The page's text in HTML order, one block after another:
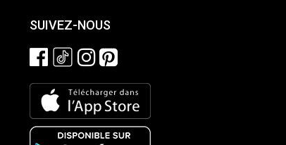
SUIVEZ-NOUS